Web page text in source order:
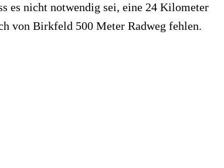
es nicht notwendig sei, eine 24 Kilometer
von Birkfeld 500 Meter Radweg fehlen.